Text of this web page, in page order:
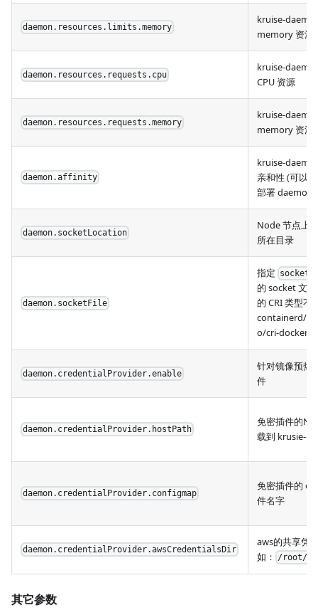
daemon.resources.limits.memory
kruise-
memory 资源
daemon.resources.requests.cpu
kruise-
CPU 资源
daemon.resources.requests.memory
kruise-
memory 资源
daemon.affinity
kruise-
亲和性 (可以
部署 daemon)
daemon.socketLocation
Node 节点上
所在目录
daemon.socketFile
指定
的 socket 文
的 CRI 类型不
containerd/
o/cri-docker)
daemon.credentialProvider.enable
针对镜像预热
件
daemon.credentialProvider.hostPath
免密插件的
载到 krusie-
daemon.credentialProvider.configmap
免密插件的
件名字
daemon.credentialProvider.awsCredentialsDir
aws的共享凭
如：
/root/
其它参数